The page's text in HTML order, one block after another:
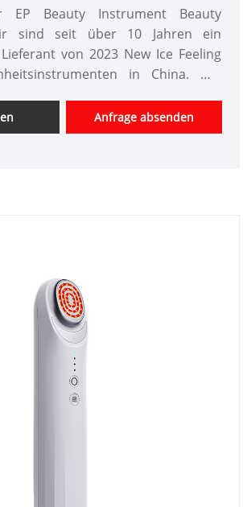
EP Beauty Instrument Beauty
sind seit über 10 Jahren ein
von 2023 New Ice Feeling
in China. Wir
haben einen guten
bieten Designdienstleistungen an.
Anfrage absenden